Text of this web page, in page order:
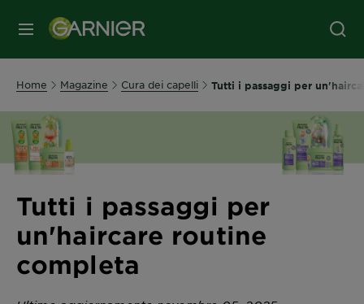
MENU
Home Magazine Cura dei capelli Tutti i passaggi per
Tutti i passaggi per
un'haircare routine
completa